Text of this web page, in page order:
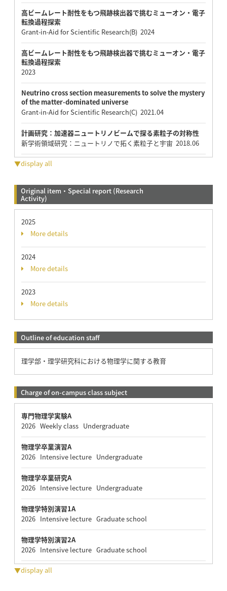
高ビームレート耐性をもつ飛跡検出器で挑むミューオン・電子
転換過程探索
Grant-in-Aid for Scientific Research(B) 2024
高ビームレート耐性をもつ飛跡検出器で挑むミューオン・電子
転換過程探索
2023
Neutrino cross section measurements to solve the mystery
of the matter-dominated universe
Grant-in-Aid for Scientific Research(C) 2021.04
計画研究：加速器ニュートリノビームで探る素粒子の対称性
新学術領域研究：ニュートリノで拓く素粒子と宇宙 2018.06
▼display all
Original item・Special report (Research
Activity)
2025
More details
2024
More details
2023
More details
Outline of education staff
理学部・理学研究科における物理学に関する教育
Charge of on-campus class subject
専門物理学実験A
2026 Weekly class Undergraduate
物理学卒業演習A
2026 Intensive lecture Undergraduate
物理学卒業研究A
2026 Intensive lecture Undergraduate
物理学特別演習1A
2026 Intensive lecture Graduate school
物理学特別演習2A
2026 Intensive lecture Graduate school
▼display all